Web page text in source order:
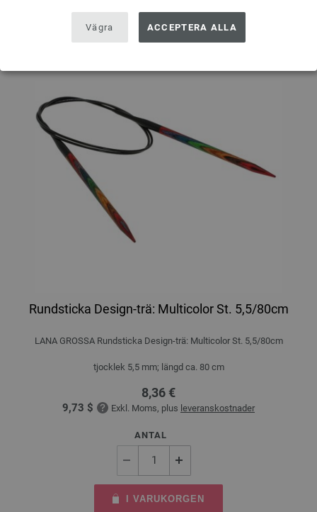
Vägra ACCEPTERA ALLA
Rundsticka Design-trä: Multicolor St. 5,5/80cm
LANA GROSSA Rundsticka Design-trä: Multicolor St. 5,5/80cm
tjocklek 5,5 mm; längd ca. 80 cm
8,36 €
9,73 $ Exkl. Moms, plus leveranskostnader
ANTAL
I VARUKORGEN